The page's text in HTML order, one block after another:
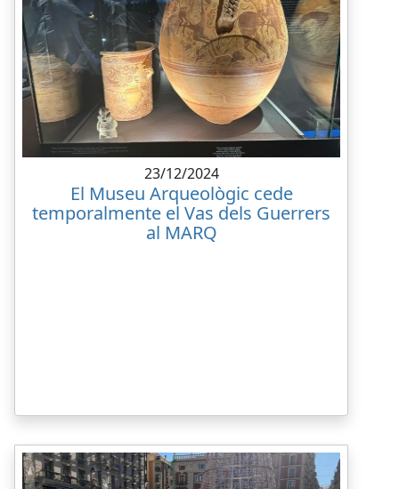
23/12/2024
El Museu Arqueològic cede
temporalmente el Vas dels Guerrers
al MARQ